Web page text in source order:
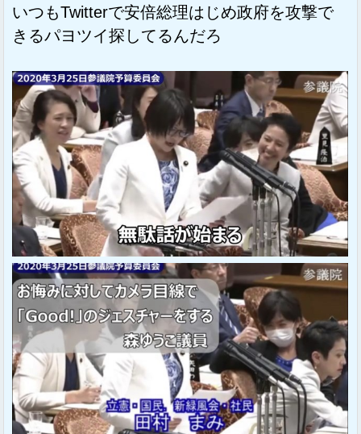
いつもTwitterで安倍総理はじめ政府を攻撃で
きるパヨツイ探してるんだろ